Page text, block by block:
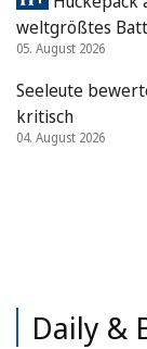
weltgrößtes
05. August 2026
Seeleute
kritisch
04. August 2026
Daily &